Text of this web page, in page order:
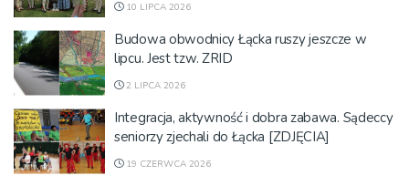
10 LIPCA 2026
Budowa obwodnicy Łącka ruszy jeszcze w
lipcu. Jest tzw. ZRID
2 LIPCA 2026
Integracja, aktywność i dobra zabawa. Sądeccy
seniorzy zjechali do Łącka [ZDJĘCIA]
19 CZERWCA 2026